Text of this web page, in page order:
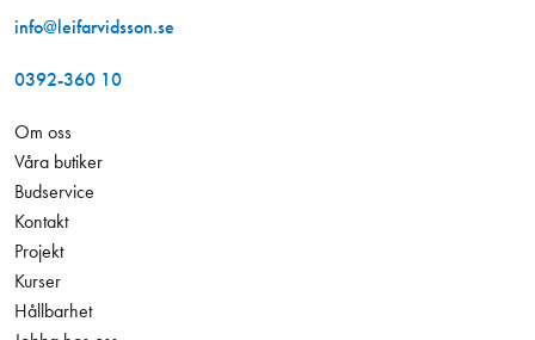
info@leifarvidsson.se
0392-360 10
Om oss
Våra butiker
Budservice
Kontakt
Projekt
Kurser
Hållbarhet